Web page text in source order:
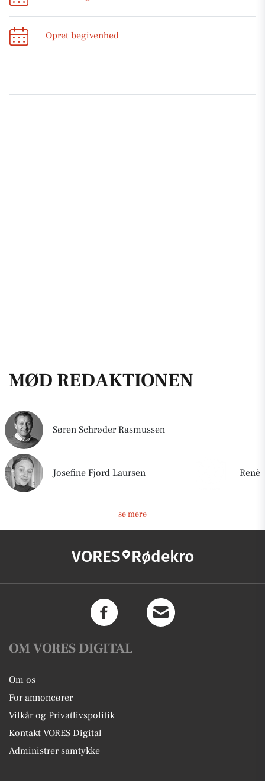
Opret begivenhed
MØD REDAKTIONEN
Søren Schrøder Rasmussen
Josefine Fjord Laursen René
se mere
VORES Rødekro
OM VORES DIGITAL
Om os
For annoncører
Vilkår og Privatlivspolitik
Kontakt VORES Digital
Administrer samtykke